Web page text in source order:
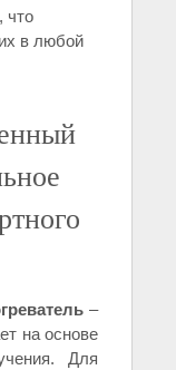
что
в любой
–
на основе
Для